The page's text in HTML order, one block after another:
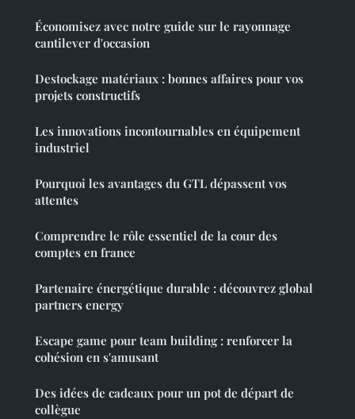
Économisez avec notre guide sur le rayonnage
cantilever d'occasion
Destockage matériaux : bonnes affaires pour vos
projets constructifs
Les innovations incontournables en équipement
industriel
Pourquoi les avantages du GTL dépassent vos
attentes
Comprendre le rôle essentiel de la cour des
comptes en france
Partenaire énergétique durable : découvrez global
partners energy
Escape game pour team building : renforcer la
cohésion en s'amusant
Des idées de cadeaux pour un pot de départ de
collègue